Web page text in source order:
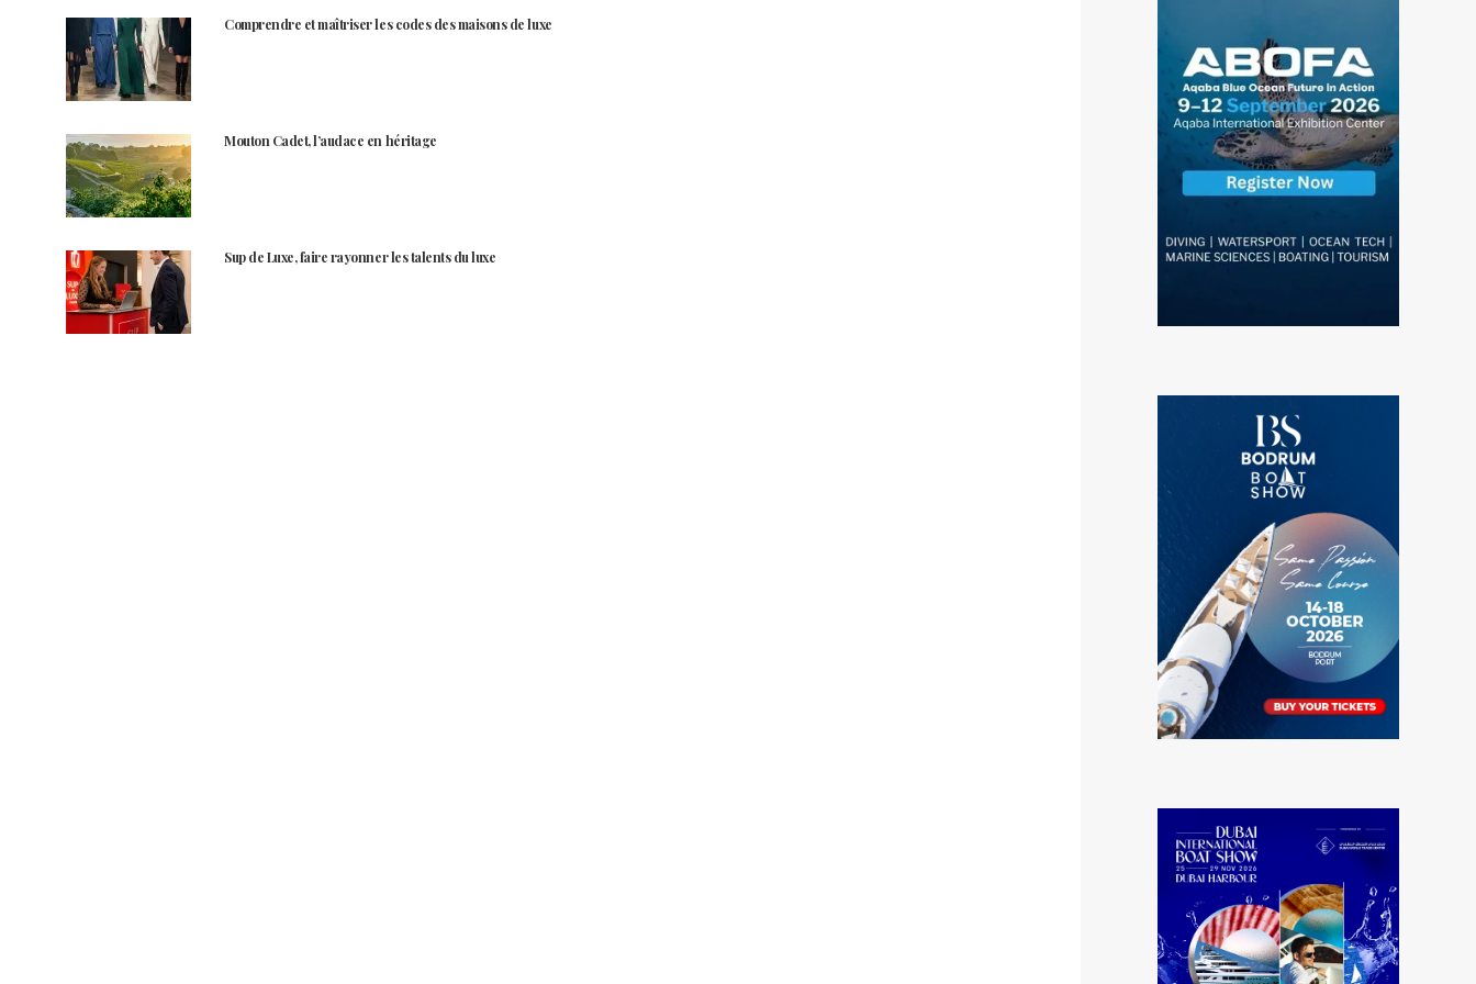
Comprendre et maîtriser les codes des maisons de luxe
Mouton Cadet, l’audace en héritage
Sup de Luxe, faire rayonner les talents du luxe